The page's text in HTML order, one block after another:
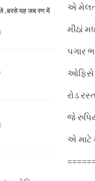
,बरसे यह जब रण में
એ
મીઠાં
પગાર
ઓફિસે
રોડ
જે
એ માટે